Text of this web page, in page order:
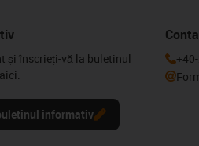
și înscrieți-vă la buletinul
informativ